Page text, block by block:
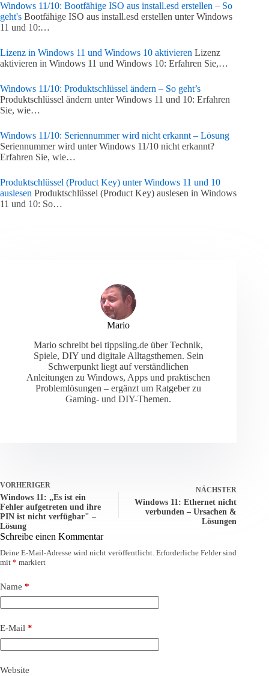
Windows 11/10: Bootfähige ISO aus install.esd erstellen – So
geht's Bootfähige ISO aus install.esd erstellen unter Windows
11 und 10:…
Lizenz in Windows 11 und Windows 10 aktivieren Lizenz
aktivieren in Windows 11 und Windows 10: Erfahren Sie,…
Windows 11/10: Produktschlüssel ändern – So geht’s
Produktschlüssel ändern unter Windows 11 und 10: Erfahren
Sie, wie…
Windows 11/10: Seriennummer wird nicht erkannt – Lösung
Seriennummer wird unter Windows 11/10 nicht erkannt?
Erfahren Sie, wie…
Produktschlüssel (Product Key) unter Windows 11 und 10
auslesen Produktschlüssel (Product Key) auslesen in Windows
11 und 10: So…
Mario
Mario schreibt bei tippsling.de über Technik,
Spiele, DIY und digitale Alltagsthemen. Sein
Schwerpunkt liegt auf verständlichen
Anleitungen zu Windows, Apps und praktischen
Problemlösungen – ergänzt um Ratgeber zu
Gaming- und DIY-Themen.
VORHERIGER
Windows 11: „Es ist ein
Fehler aufgetreten und ihre
PIN ist nicht verfügbar" –
Lösung
NÄCHSTER
Windows 11: Ethernet nicht
verbunden – Ursachen &
Lösungen
Schreibe einen Kommentar
Deine E-Mail-Adresse wird nicht veröffentlicht. Erforderliche Felder sind
mit * markiert
Name *
E-Mail *
Website